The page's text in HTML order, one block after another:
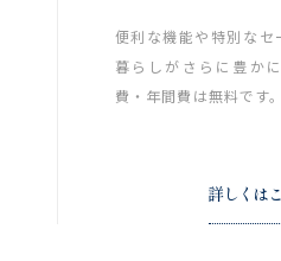
便利な機能や特別なセ
暮らしがさらに豊か
費・年間費は無料です
詳しくは